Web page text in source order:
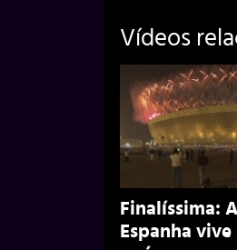
Vídeos
Finalíssima:
Espanha